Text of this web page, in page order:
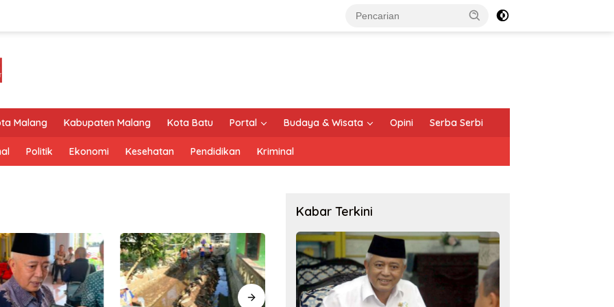
Malang Kabupaten Malang Kota Batu Portal Budaya & Wisata Opini Serba Serbi
Politik Ekonomi Kesehatan Pendidikan Kriminal
Kabar Terkini